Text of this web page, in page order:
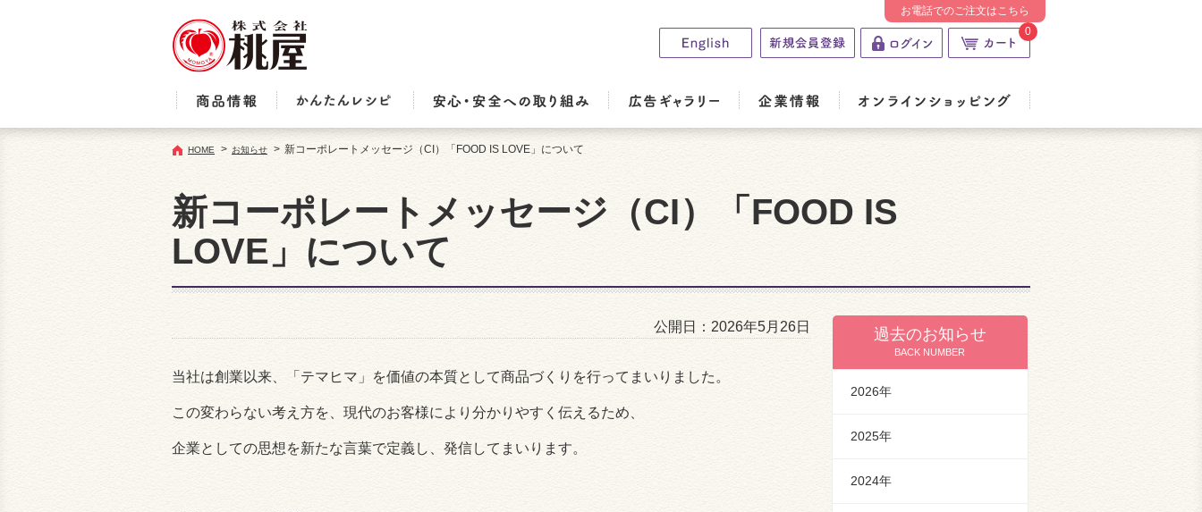
0
お電話でのご注文はこちら
HOME > お知らせ > 新コーポレートメッセージ（CI）「FOOD IS LOVE」について
新コーポレートメッセージ（CI）「FOOD IS
LOVE」について
公開日：2026年5月26日
当社は創業以来、「テマヒマ」を価値の本質として商品づくりを行ってまいりました。
この変わらない考え方を、現代のお客様により分かりやすく伝えるため、
企業としての思想を新たな言葉で定義し、発信してまいります。
過去のお知らせ
BACK NUMBER
2026年
2025年
2024年